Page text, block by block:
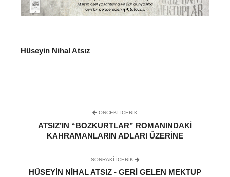
Hüseyin Nihal Atsız
ÖNCEKI İÇERIK
ATSIZ’IN “BOZKURTLAR” ROMANINDAKI
KAHRAMANLARIN ADLARI ÜZERINE
SONRAKI IÇERIK
HÜSEYIN NIHAL ATSIZ - GERI GELEN MEKTUP